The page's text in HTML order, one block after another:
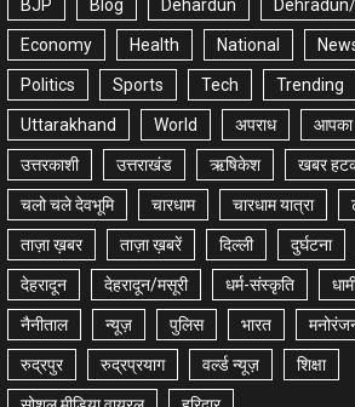
BJP Blog Dehardun
Economy Health National
Politics Sports Tech Trending
Uttarakhand World अपराध आपका
उत्तरकाशी उत्तराखंड ऋषिकेश खबर
चलो चले देवभूमि चारधाम चारधाम यात्रा
ताज़ा ख़बर ताज़ा ख़बरें दिल्ली दुर्घटना
देहरादून देहरादून/मसूरी धर्म-संस्कृति
नैनीताल न्यूज़ पुलिस भारत
रुद्रपुर रुद्रप्रयाग वर्ल्ड न्यूज़ शिक्षा